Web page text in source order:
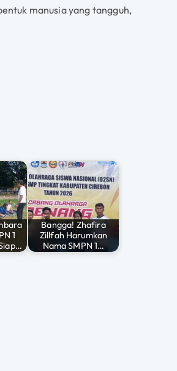
manusia yang tangguh,
1
Bangga! Zhafira
Zillfah Harumkan
Nama SMPN 1…